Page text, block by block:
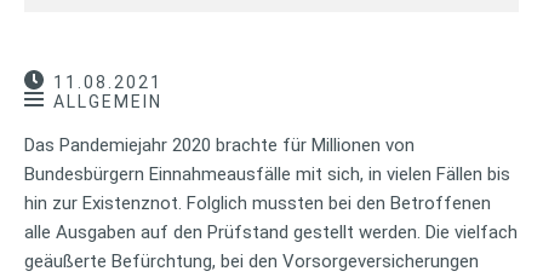
11.08.2021
ALLGEMEIN
Das Pandemiejahr 2020 brachte für Millionen von
Bundesbürgern Einnahmeausfälle mit sich, in vielen Fällen bis
hin zur Existenznot. Folglich mussten bei den Betroffenen
alle Ausgaben auf den Prüfstand gestellt werden. Die vielfach
geäußerte Befürchtung, bei den Vorsorgeversicherungen